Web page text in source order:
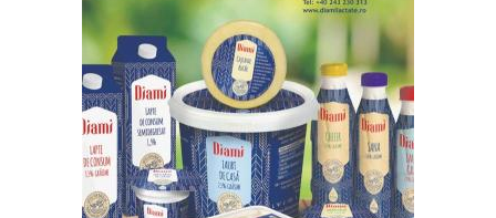
de gardă
farmacii -
luna
AUGUST
Adaugă
obiectiv.net